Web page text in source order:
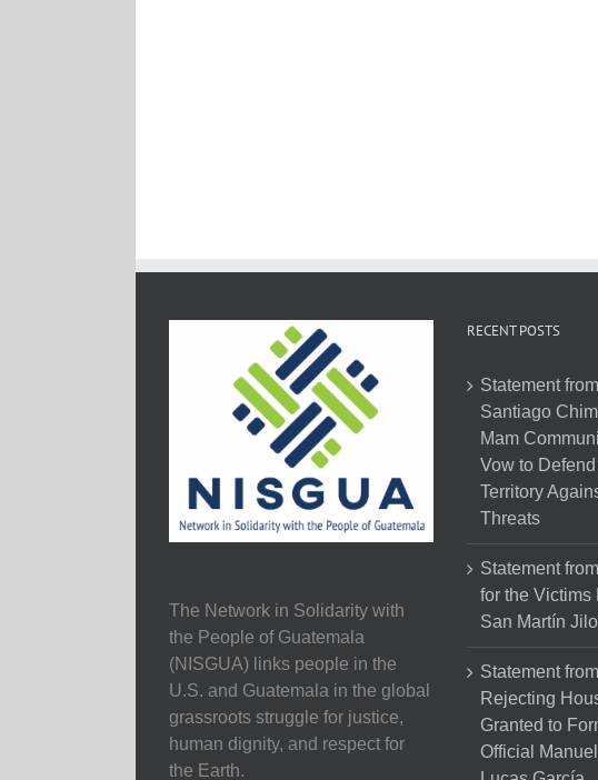
The Network in Solidarity with
the People of Guatemala
(NISGUA) links people in the
U.S. and Guatemala in the global
grassroots struggle for justice,
human dignity, and respect for
the Earth.
RECENT POSTS
Statement
Santiago
Mam
Vow to
Territory
Threats
Statement
for the Victims
San Martín
Statement
Rejecting
Granted to
Official